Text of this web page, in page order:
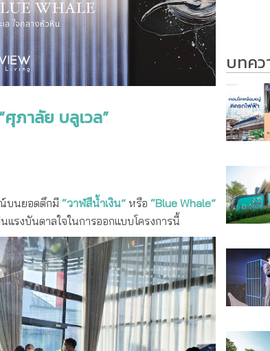
ศุภาลัย บลูเวล”
บนยอดตึกมี “วาฬสีน้ำเงิน” หรือ “Blue Whale”
แรงบันดาลใจในการออกแบบโครงการนี้
บทคว